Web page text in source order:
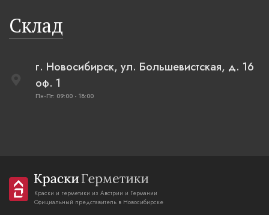
Склад
г. Новосибирск, ул. Большевистская, д. 16
оф. 1
Пн-Пт: 09:00 - 18:00
Краски и герметики из Австрии и Германии
Официальный представитель в Новосибирске